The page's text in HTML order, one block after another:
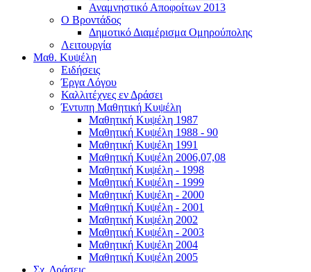
Αναμνηστικό Αποφοίτων 2013
Ο Βροντάδος
Δημοτικό Διαμέρισμα Ομηρούπολης
Λειτουργία
Μαθ. Κυψέλη
Ειδήσεις
Έργα Λόγου
Καλλιτέχνες εν Δράσει
Έντυπη Μαθητική Κυψέλη
Μαθητική Κυψέλη 1987
Μαθητική Κυψέλη 1988 - 90
Μαθητική Κυψέλη 1991
Μαθητική Κυψέλη 2006,07,08
Μαθητική Κυψέλη - 1998
Μαθητική Κυψέλη - 1999
Μαθητική Κυψέλη - 2000
Μαθητική Κυψέλη - 2001
Μαθητική Κυψέλη 2002
Μαθητική Κυψέλη - 2003
Μαθητική Κυψέλη 2004
Μαθητική Κυψέλη 2005
Σχ. Δράσεις